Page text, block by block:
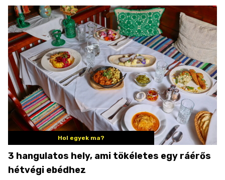
Hol egyek ma?
3 hangulatos hely, ami tökéletes egy ráérős
hétvégi ebédhez